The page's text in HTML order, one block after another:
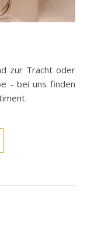
- bei uns finden